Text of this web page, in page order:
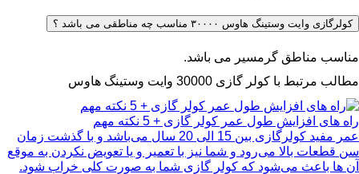
کولرگازی وایت وستینگ هاوس ۳۰۰۰۰ مناسب چه مناطقی می باشد ؟
مناسب مناطق گرمسیر می باشد.
مطالب مرتبط با کولر گازی 30000 وایت وستینگ هاوس
راه های افزایش طول عمر کولر گازی + 5 نکته مهم
عمر مفید کولرگازی بین 15 الی 20 سال می‌باشد و با گذشت زمان
سن قطعات بالا می‌رود و شما نیز با تعمیر و یا تعویض نکردن به موقع
آن ها باعث می‌شود که کولر گازی شما به صورت کلی خراب شود.